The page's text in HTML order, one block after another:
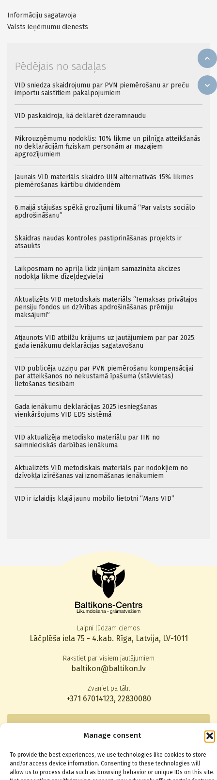
Manage consent
To provide the best experiences, we use technologies like cookies to store
and/or access device information. Consenting to these technologies will
allow us to process data such as browsing behavior or unique IDs on this site.
Informāciju sagatavoja
Valsts ieņēmumu dienests
Pēdējais no sadaļas
VID sniedza skaidrojumu par PVN piemērošanu ar preču
importu saistītiem pakalpojumiem
VID paskaidroja, kā deklarēt dzeramnaudu
Mikrouzņēmumu nodoklis: 10% likme un pilnīga atteikšanās
no deklarācijām fiziskam personām ar mazajiem
apgrozījumiem
Jaunais VID materiāls skaidro UIN alternatīvās 15% likmes
piemērošanas kārtību dividendēm
6.maijā stājušas spēkā grozījumi likumā “Par valsts sociālo
apdrošināšanu”
Skaidras naudas kontroles pastiprināšanas projekts ir
atsaukts
Laikposmam no aprīļa līdz jūnijam samazināta akcīzes
nodokļa likme dīzeļdegvielai
Aktualizēts VID metodiskais materiāls “Iemaksas privātajos
pensiju fondos un dzīvības apdrošināšanas prēmiju
maksājumi”
Atjaunots VID atbilžu krājums uz jautājumiem par par 2025.
gada ienākumu deklarācijas sagatavošanu
VID publicēja uzziņu par PVN piemērošanu kompensācijai
par atteikšanos no nekustamā īpašuma (stāvvietas)
lietošanas tiesībām
Gada ienākumu deklarācijas 2025 iesniegšanas
vienkāršojums VID EDS sistēmā
VID aktualizēja metodisko materiālu par IIN no
saimnieciskās darbības ienākuma
Aktualizēts VID metodiskais materiāls par nodokļiem no
dzīvokļa izīrēšanas vai iznomāšanas ienākumiem
VID ir izlaidijs klajā jaunu mobilo lietotni “Mans VID”
Laipni lūdzam ciemos
Lāčplēša iela 75 - 4.kab. Rīga, Latvija, LV-1011
Rakstiet par visiem jautājumiem
baltikon@baltikon.lv
Zvaniet pa tālr.
+371 67014123, 22830080